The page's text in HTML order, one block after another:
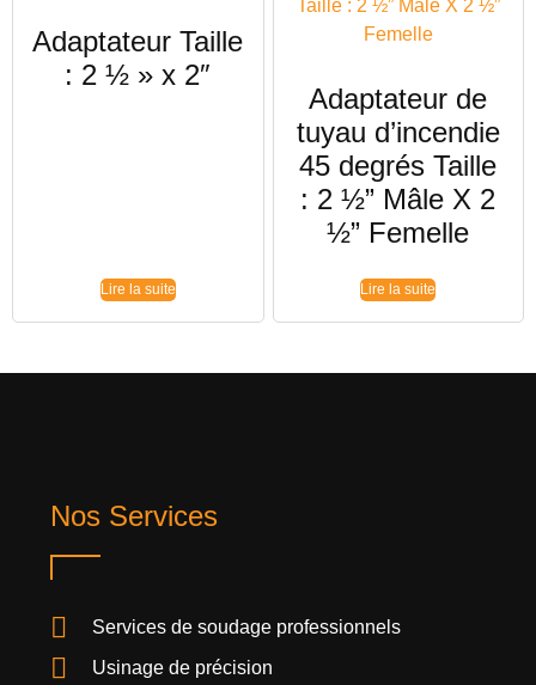
Adaptateur Taille
: 2 ½ » x 2″
Lire la suite
Adaptateur de
tuyau d’incendie
45 degrés Taille
: 2 ½” Mâle X 2
½” Femelle
Lire la suite
Nos Services
Services de soudage professionnels
Usinage de précision